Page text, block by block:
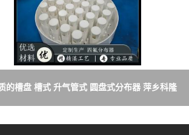
的槽盘 槽式 升气管式 圆盘式分布器 萍乡科隆